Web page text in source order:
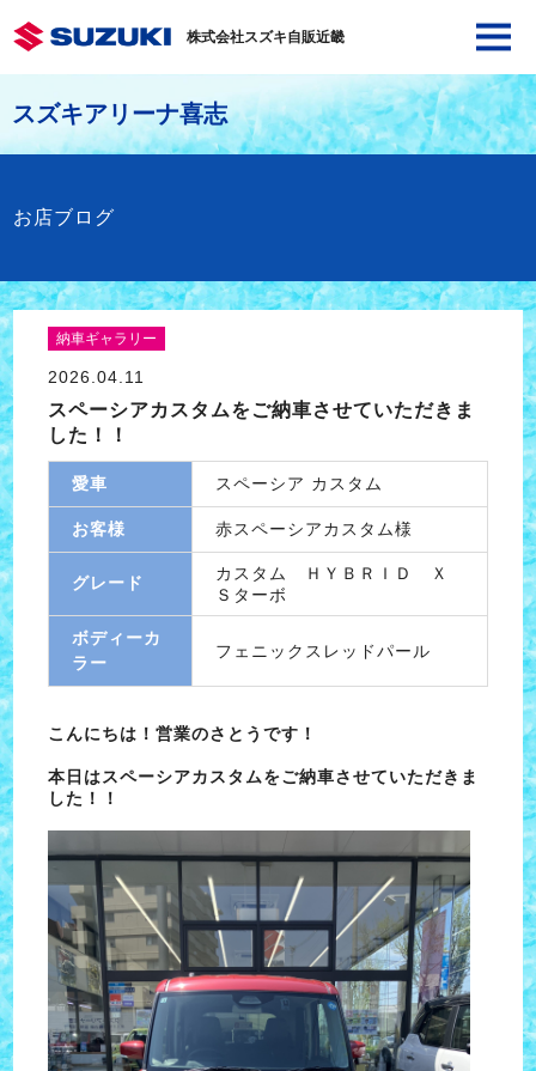
株式会社スズキ自販近畿
スズキアリーナ喜志
お店ブログ
納車ギャラリー
2026.04.11
スペーシアカスタムをご納車させていただきま
した！！
愛車 スペーシア カスタム
お客様 赤スペーシアカスタム様
グレード
カスタム ＨＹＢＲＩＤ Ｘ
Ｓターボ
ボディーカ
ラー
フェニックスレッドパール
こんにちは！営業のさとうです！
本日はスペーシアカスタムをご納車させていただきま
した！！